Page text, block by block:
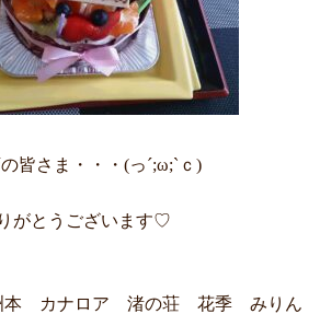
皆さま・・・(っ´;ω;`ｃ)
がとうございます♡
本 カナロア 渚の荘 花季 みりん